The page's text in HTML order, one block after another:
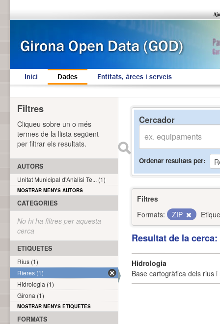
Inici Dades Entitats, àrees i serveis
Cercador
Ordenar resultats per
Filtres
Formats:
ZIP
Resultat de la
Hidrologia
Base cartogràfica dels rius
Filtres
Cliqueu sobre un o més
termes de la llista següent
per filtrar els resultats.
AUTORS
Unitat Municipal d'Anàlisi Te... (1)
MOSTRAR MENYS AUTORS
CATEGORIES
No hi ha filtres per aquesta
cerca
ETIQUETES
Rius (1)
Rieres (1)
Hidrologia (1)
Girona (1)
MOSTRAR MENYS ETIQUETES
FORMATS